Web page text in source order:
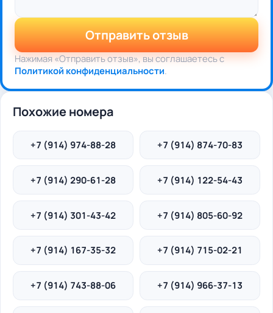
Отправить отзыв
Нажимая «Отправить отзыв», вы соглашаетесь с
Политикой конфиденциальности.
Похожие номера
+7 (914) 974-88-28 +7 (914) 874-70-83
+7 (914) 290-61-28 +7 (914) 122-54-43
+7 (914) 301-43-42 +7 (914) 805-60-92
+7 (914) 167-35-32 +7 (914) 715-02-21
+7 (914) 743-88-06 +7 (914) 966-37-13